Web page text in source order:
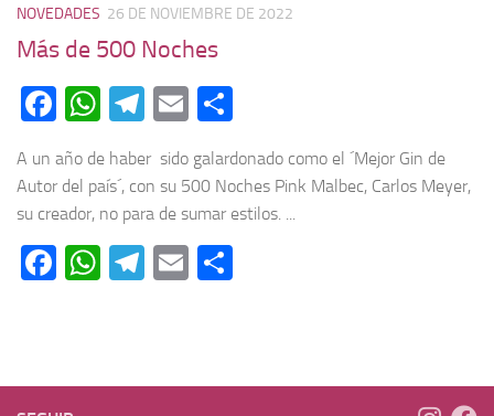
NOVEDADES 26 DE NOVIEMBRE DE 2022
Más de 500 Noches
Facebook
WhatsApp
Telegram
Email
A un año de haber sido galardonado como el ´Mejor Gin de
Autor del país´, con su 500 Noches Pink Malbec, Carlos Meyer,
su creador, no para de sumar estilos. ...
Facebook
WhatsApp
Telegram
Email